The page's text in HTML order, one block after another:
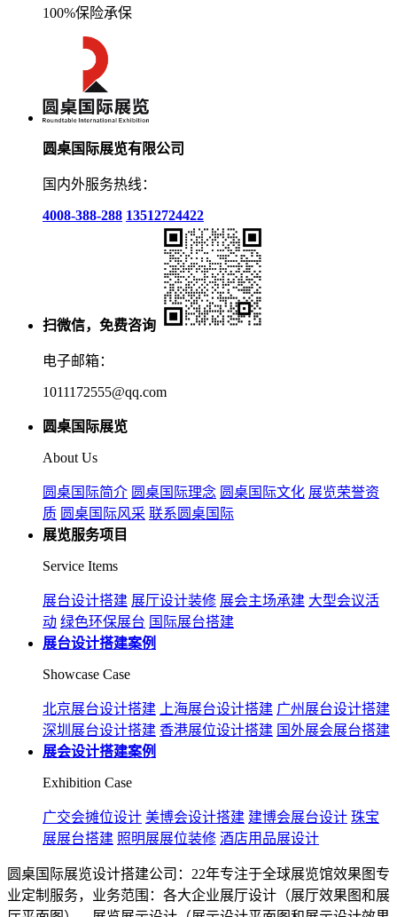
100%保险承保
圆桌国际展览有限公司
国内外服务热线：
4008-388-288 13512724422
扫微信，免费咨询
电子邮箱：
1011172555@qq.com
圆桌国际展览
About Us
圆桌国际简介 圆桌国际理念 圆桌国际文化 展览荣誉资
质 圆桌国际风采 联系圆桌国际
展览服务项目
Service Items
展台设计搭建 展厅设计装修 展会主场承建 大型会议活
动 绿色环保展台 国际展台搭建
展台设计搭建案例
Showcase Case
北京展台设计搭建 上海展台设计搭建 广州展台设计搭建
深圳展台设计搭建 香港展位设计搭建 国外展会展台搭建
展会设计搭建案例
Exhibition Case
广交会摊位设计 美博会设计搭建 建博会展台设计 珠宝
展展台搭建 照明展展位装修 酒店用品展设计
圆桌国际展览设计搭建公司：22年专注于全球展览馆效果图专
业定制服务，业务范围：各大企业展厅设计（展厅效果图和展